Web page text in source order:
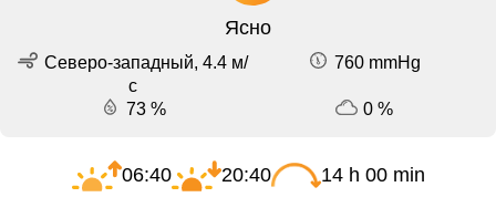
Ясно
Северо-западный, 4.4 м/
с
760 mmHg
73 % 0 %
06:40 20:40 14 h 00 min